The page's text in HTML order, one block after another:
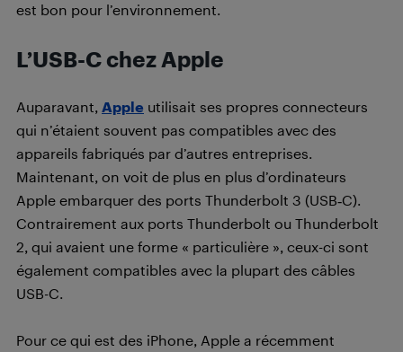
est bon pour l’environnement.
L’USB-C chez Apple
Auparavant, Apple utilisait ses propres connecteurs
qui n’étaient souvent pas compatibles avec des
appareils fabriqués par d’autres entreprises.
Maintenant, on voit de plus en plus d’ordinateurs
Apple embarquer des ports Thunderbolt 3 (USB‑C).
Contrairement aux ports Thunderbolt ou Thunderbolt
2, qui avaient une forme « particulière », ceux-ci sont
également compatibles avec la plupart des câbles
USB-C.
Pour ce qui est des iPhone, Apple a récemment